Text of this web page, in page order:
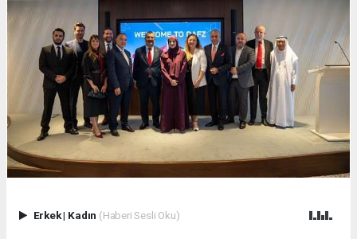
Erkek| Kadın (Haberi Sesli Oku)